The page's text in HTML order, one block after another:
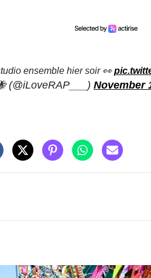
ensemble hier soir 👀
(@iLoveRAP___) November